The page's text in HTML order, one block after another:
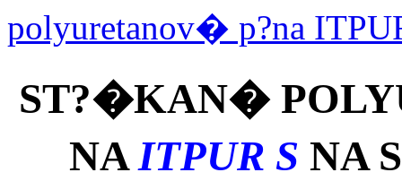
polyuretanov� p?na
ST?�KAN�
NAITPUR S NA